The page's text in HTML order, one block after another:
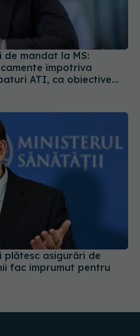
mandat la MS:
împotriva
ATI, ca obiective
asigurări de
fac împrumut pentru